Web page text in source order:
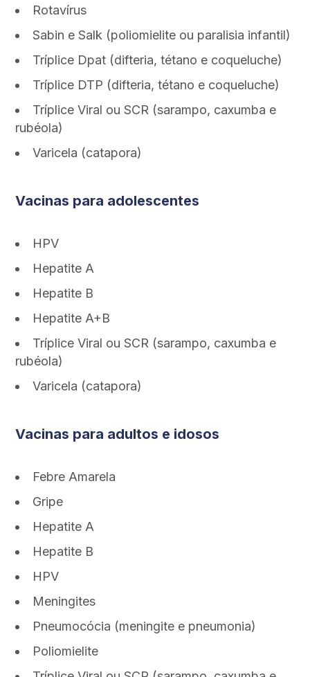
Rotavírus
Sabin e Salk (poliomielite ou paralisia infantil)
Tríplice Dpat (difteria, tétano e coqueluche)
Tríplice DTP (difteria, tétano e coqueluche)
Tríplice Viral ou SCR (sarampo, caxumba e
rubéola)
Varicela (catapora)
Vacinas para adolescentes
HPV
Hepatite A
Hepatite B
Hepatite A+B
Tríplice Viral ou SCR (sarampo, caxumba e
rubéola)
Varicela (catapora)
Vacinas para adultos e idosos
Febre Amarela
Gripe
Hepatite A
Hepatite B
HPV
Meningites
Pneumocócia (meningite e pneumonia)
Poliomielite